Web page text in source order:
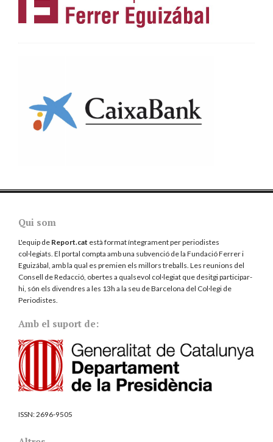
Qui som
L'equip de Report.cat està format íntegrament per periodistes
col·legiats. El portal compta amb una subvenció de la Fundació Ferrer i
Eguizábal, amb la qual es premien els millors treballs. Les reunions del
Consell de Redacció, obertes a qualsevol col·legiat que desitgi participar-
hi, són els divendres a les 13h a la seu de Barcelona del Col·legi de
Periodistes
Amb el suport de:
ISSN:2696-9505